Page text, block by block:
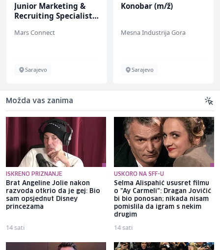
Junior Marketing &
Recruiting Specialist
Mars Connect
Sarajevo
Konobar (m/ž)
Mesna Industrija Gora
Sarajevo
Možda vas zanima
ISKRENO PRIZNANJE
Brat Angeline Jolie nakon
razvoda otkrio da je gej: Bio
sam opsjednut Disney
princezama
14 sati
USKORO NA SFF-U
Selma Alispahić ususret filmu
o "Ay Carmeli": Dragan Jovičić
bi bio ponosan; nikada nisam
pomislila da igram s nekim
drugim
14 sati